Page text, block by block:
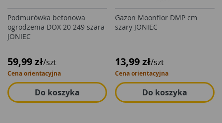
Podmurówka betonowa
ogrodzenia DOX 20 249 szara
JONIEC
59,99 zł/szt
Cena orientacyjna
Do koszyka
Gazon Moonflor DMP cm
szary JONIEC
13,99 zł/szt
Cena orientacyjna
Do koszyka